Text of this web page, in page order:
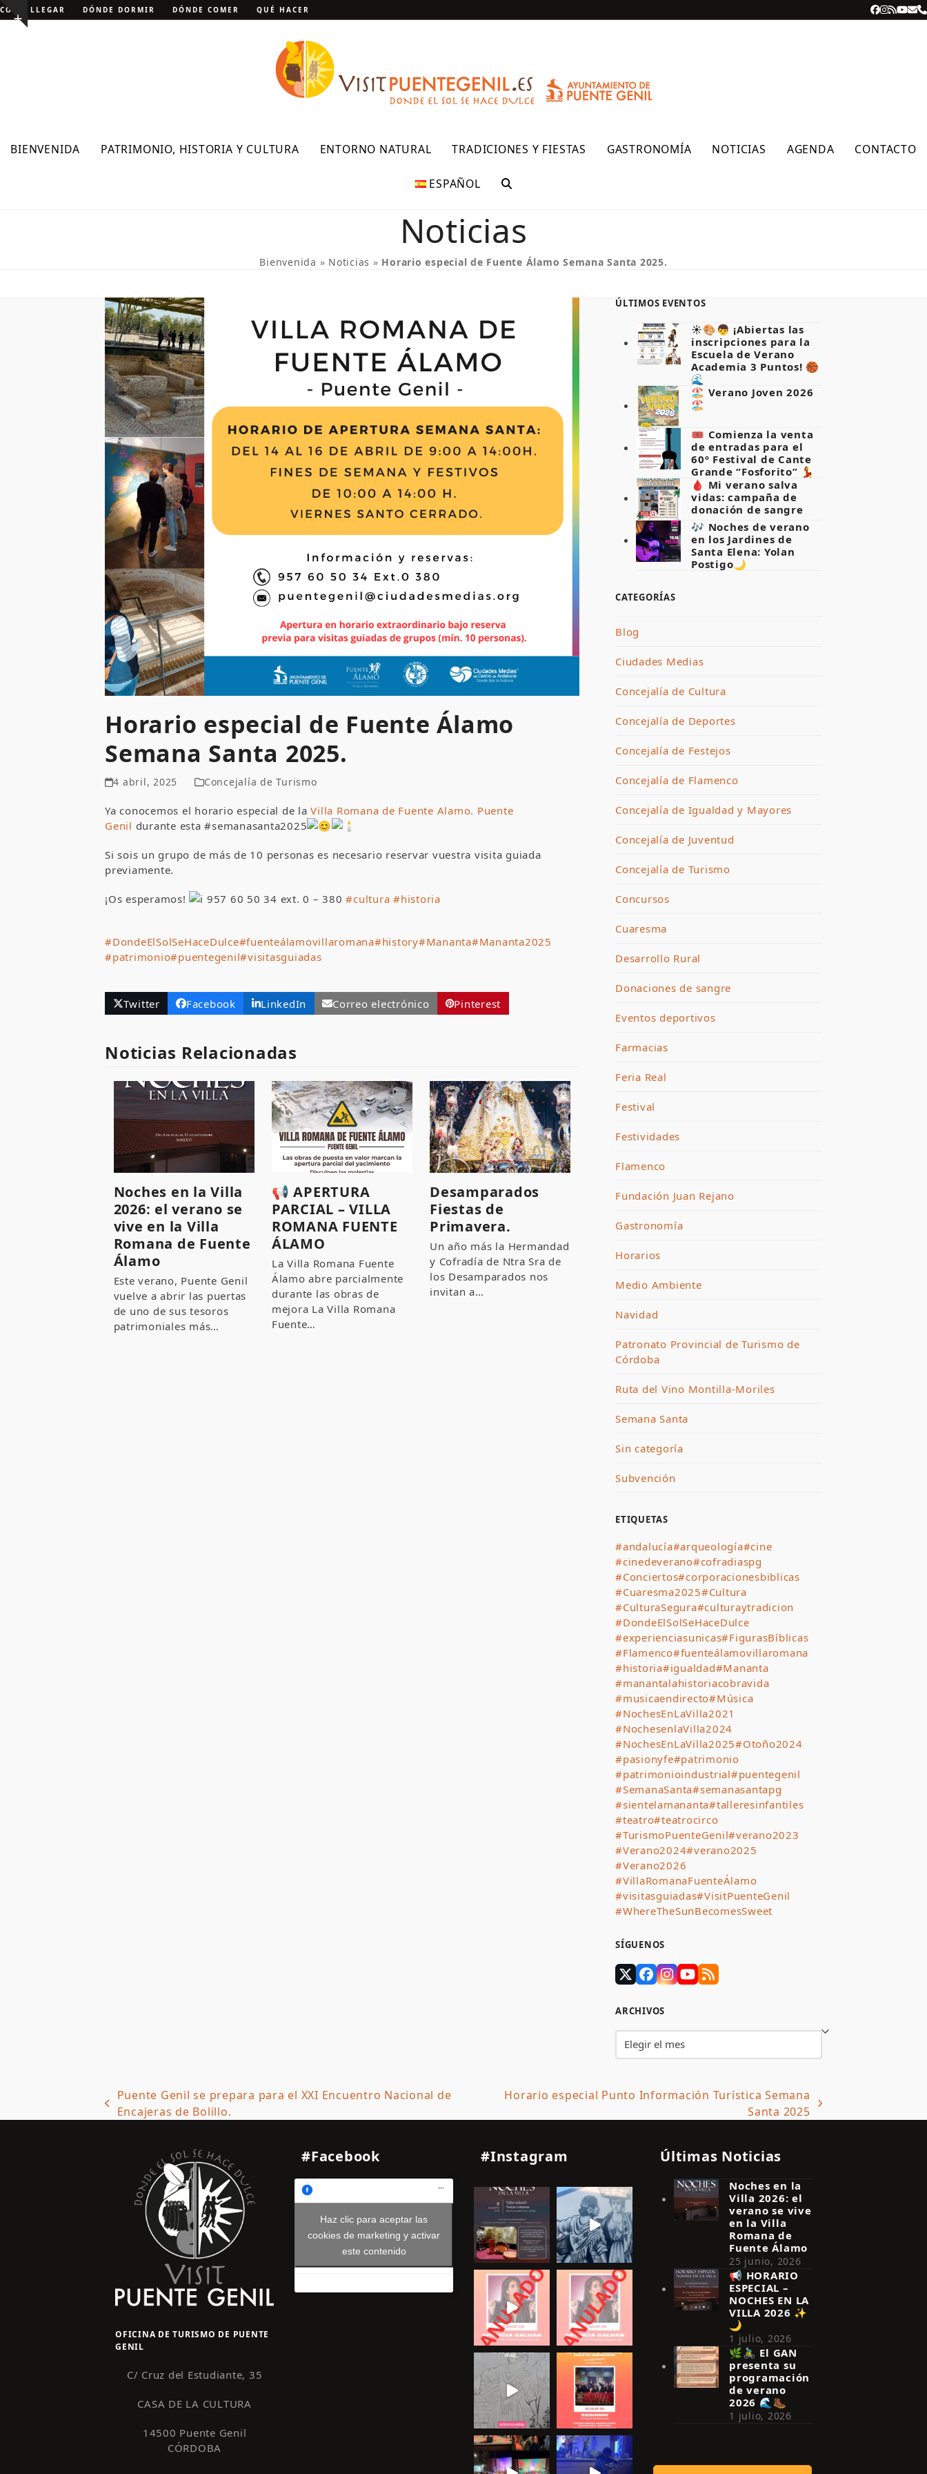
Skip
to Show
CÓMO LLEGAR DÓNDE DORMIR DÓNDE COMER QUÉ HACER Facebook
RSS
BIENVENIDA PATRIMONIO, HISTORIA Y CULTURA ENTORNO NATURAL TRADICIONES Y FIESTAS GASTRONOMÍA NOTICIAS AGENDA CONTACTO
ESPAÑOL
Noticias
Bienvenida » Noticias » Horario especial de Fuente Álamo Semana Santa 2025.
Horario especial de Fuente Álamo
Semana Santa 2025.
4 abril, 2025 Concejalía de Turismo
Ya conocemos el horario especial de laVilla Romana de Fuente Alamo. Puente
Genil durante esta #semanasanta2025
Si sois un grupo de más de 10 personas es necesario reservar vuestra visita guiada
previamente.
¡Os esperamos! 957 60 50 34 ext. 0 – 380#cultura #historia
#DondeElSolSeHaceDulce#fuenteálamovillaromana#history#Mananta#Mananta2025
#patrimonio#puentegenil#visitasguiadas
Twitter Facebook LinkedIn Correo electrónico Pinterest
Noticias Relacionadas
Noches en la Villa
2026: el verano se
vive en la Villa
Romana de Fuente
Álamo
Este verano, Puente Genil
vuelve a abrir las puertas
de uno de sus tesoros
patrimoniales más…
📢 APERTURA
PARCIAL – VILLA
ROMANA FUENTE
ÁLAMO
La Villa Romana Fuente
Álamo abre parcialmente
durante las obras de
mejora La Villa Romana
Fuente…
Desamparados
Fiestas de
Primavera.
Un año más la Hermandad
y Cofradía de Ntra Sra de
los Desamparados nos
invitan a…
ÚLTIMOS EVENTOS
☀️🎨👦 ¡Abiertas las
inscripciones para la
Escuela de Verano
Academia 3 Puntos! 🏀
🌊
🏖️ Verano Joven 2026
🏖️
🎟️ Comienza la venta
de entradas para el
60º Festival de Cante
Grande “Fosforito” 💃
🩸 Mi verano salva
vidas: campaña de
donación de sangre
🎶 Noches de verano
en los Jardines de
Santa Elena: Yolan
Postigo🌙
CATEGORÍAS
Blog
Ciudades Medias
Concejalía de Cultura
Concejalía de Deportes
Concejalía de Festejos
Concejalía de Flamenco
Concejalía de Igualdad y Mayores
Concejalía de Juventud
Concejalía de Turismo
Concursos
Cuaresma
Desarrollo Rural
Donaciones de sangre
Eventos deportivos
Farmacias
Feria Real
Festival
Festividades
Flamenco
Fundación Juan Rejano
Gastronomía
Horarios
Medio Ambiente
Navidad
Patronato Provincial de Turismo de
Córdoba
Ruta del Vino Montilla-Moriles
Semana Santa
Sin categoría
Subvención
ETIQUETAS
#andalucía#arqueología#cine
#cinedeverano#cofradiaspg
#Conciertos#corporacionesbiblicas
#Cuaresma2025#Cultura
#CulturaSegura#culturaytradicion
#DondeElSolSeHaceDulce
#experienciasunicas#FigurasBíblicas
#Flamenco#fuenteálamovillaromana
#historia#igualdad#Mananta
#manantalahistoriacobravida
#musicaendirecto#Música
#NochesEnLaVilla2021
#NochesenlaVilla2024
#NochesEnLaVilla2025#Otoño2024
#pasionyfe#patrimonio
#patrimonioindustrial#puentegenil
#SemanaSanta#semanasantapg
#sientelamananta#talleresinfantiles
#teatro#teatrocirco
#TurismoPuenteGenil#verano2023
#Verano2024#verano2025
#Verano2026
#VillaRomanaFuenteÁlamo
#visitasguiadas#VisitPuenteGenil
#WhereTheSunBecomesSweet
SÍGUENOS
Twitter
Facebook
Instagram
YouTube
RSS
ARCHIVOS
Archivos
previous
Puente Genil se prepara para el XXI Encuentro Nacional de
Encajeras de Bolillo.
Horario especial Punto Información Turística Semana
Santa 2025
OFICINA DE TURISMO DE PUENTE
GENIL
C/ Cruz del Estudiante, 35
CASA DE LA CULTURA
14500 Puente Genil
CÓRDOBA
#Facebook
Haz clic para aceptar las
cookies de marketing y activar
este contenido
#Instagram Últimas Noticias
Noches en la
Villa 2026: el
verano se vive
en la Villa
Romana de
Fuente Álamo
25 junio, 2026
📢 HORARIO
ESPECIAL –
NOCHES EN LA
VILLA 2026 ✨
🌙
1 julio, 2026
🌿🚴‍♂️ El GAN
presenta su
programación
de verano
2026 🌊🥾
1 julio, 2026